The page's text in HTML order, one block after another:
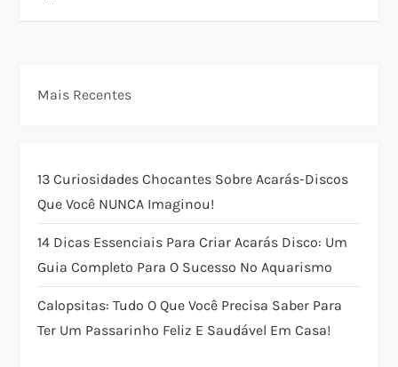
a
ã
o
d
e
Mais Recentes
13 Curiosidades Chocantes Sobre Acarás-Discos
Que Você NUNCA Imaginou!
14 Dicas Essenciais Para Criar Acarás Disco: Um
Guia Completo Para O Sucesso No Aquarismo
Calopsitas: Tudo O Que Você Precisa Saber Para
Ter Um Passarinho Feliz E Saudável Em Casa!